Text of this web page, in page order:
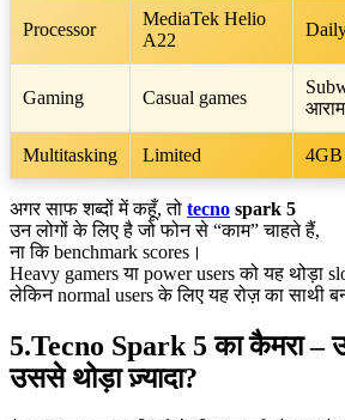
Processor
MediaTek Helio
A22
Gaming Casual games
Multitasking Limited
अगर साफ शब्दों में कहूँ, तो tecno spark 5
उन लोगों के लिए है जो फोन से “काम” चाहते हैं,
ना कि benchmark scores।
Heavy gamers या power users को यह थोड़ा
लेकिन normal users के लिए यह रोज़ का साथी
5.Tecno Spark 5 का कैमरा –
उससे थोड़ा ज़्यादा?